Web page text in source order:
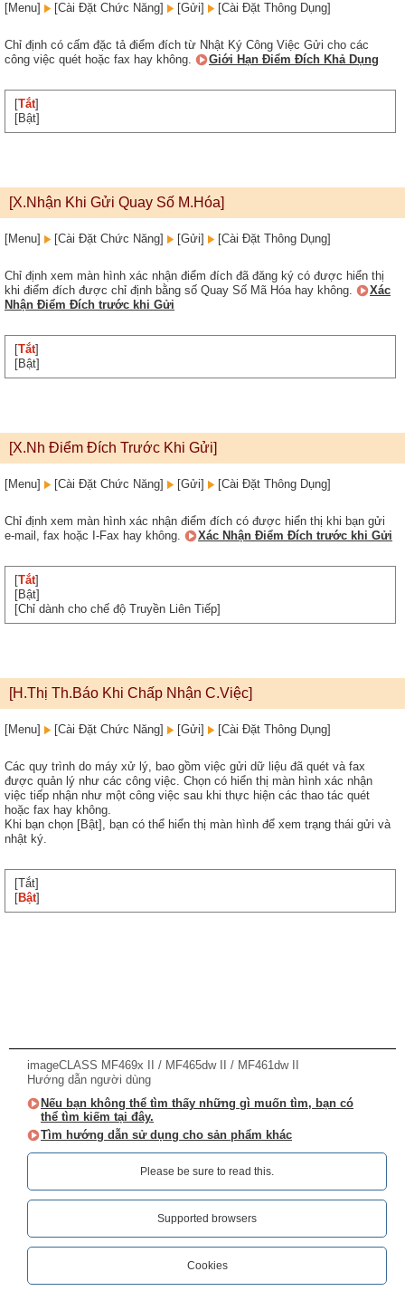
[Menu] [Cài Đặt Chức Năng] [Gửi] [Cài Đặt Thông Dụng]
Chỉ định có cấm đặc tả điểm đích từ Nhật Ký Công Việc Gửi cho các
công việc quét hoặc fax hay không.
Giới Hạn Điểm Đích Khả Dụng
[Tắt]
[Bật]
[X.Nhận Khi Gửi Quay Số M.Hóa]
[Menu] [Cài Đặt Chức Năng] [Gửi] [Cài Đặt Thông Dụng]
Chỉ định xem màn hình xác nhận điểm đích đã đăng ký có được hiển thị
khi điểm đích được chỉ định bằng số Quay Số Mã Hóa hay không.
Xác
Nhận Điểm Đích trước khi Gửi
[Tắt]
[Bật]
[X.Nh Điểm Đích Trước Khi Gửi]
[Menu] [Cài Đặt Chức Năng] [Gửi] [Cài Đặt Thông Dụng]
Chỉ định xem màn hình xác nhận điểm đích có được hiển thị khi bạn gửi
e-mail, fax hoặc I-Fax hay không.
Xác Nhận Điểm Đích trước khi Gửi
[Tắt]
[Bật]
[Chỉ dành cho chế độ Truyền Liên Tiếp]
[H.Thị Th.Báo Khi Chấp Nhận C.Việc]
[Menu] [Cài Đặt Chức Năng] [Gửi] [Cài Đặt Thông Dụng]
Các quy trình do máy xử lý, bao gồm việc gửi dữ liệu đã quét và fax
được quản lý như các công việc. Chọn có hiển thị màn hình xác nhận
việc tiếp nhận như một công việc sau khi thực hiện các thao tác quét
hoặc fax hay không.
Khi bạn chọn [Bật], bạn có thể hiển thị màn hình để xem trạng thái gửi và
nhật ký.
[Tắt]
[Bật]
imageCLASS MF469x II / MF465dw II / MF461dw II
Hướng dẫn người dùng
Nếu bạn không thể tìm thấy những gì muốn tìm, bạn có
thể tìm kiếm tại đây.
Tìm hướng dẫn sử dụng cho sản phẩm khác
Please be sure to read this.‎
Supported browsers
Cookies